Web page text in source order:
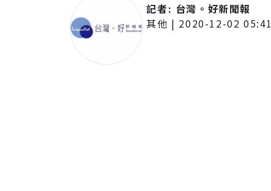
記者: 台灣。好新聞報
其他 | 2020-12-02 05:41